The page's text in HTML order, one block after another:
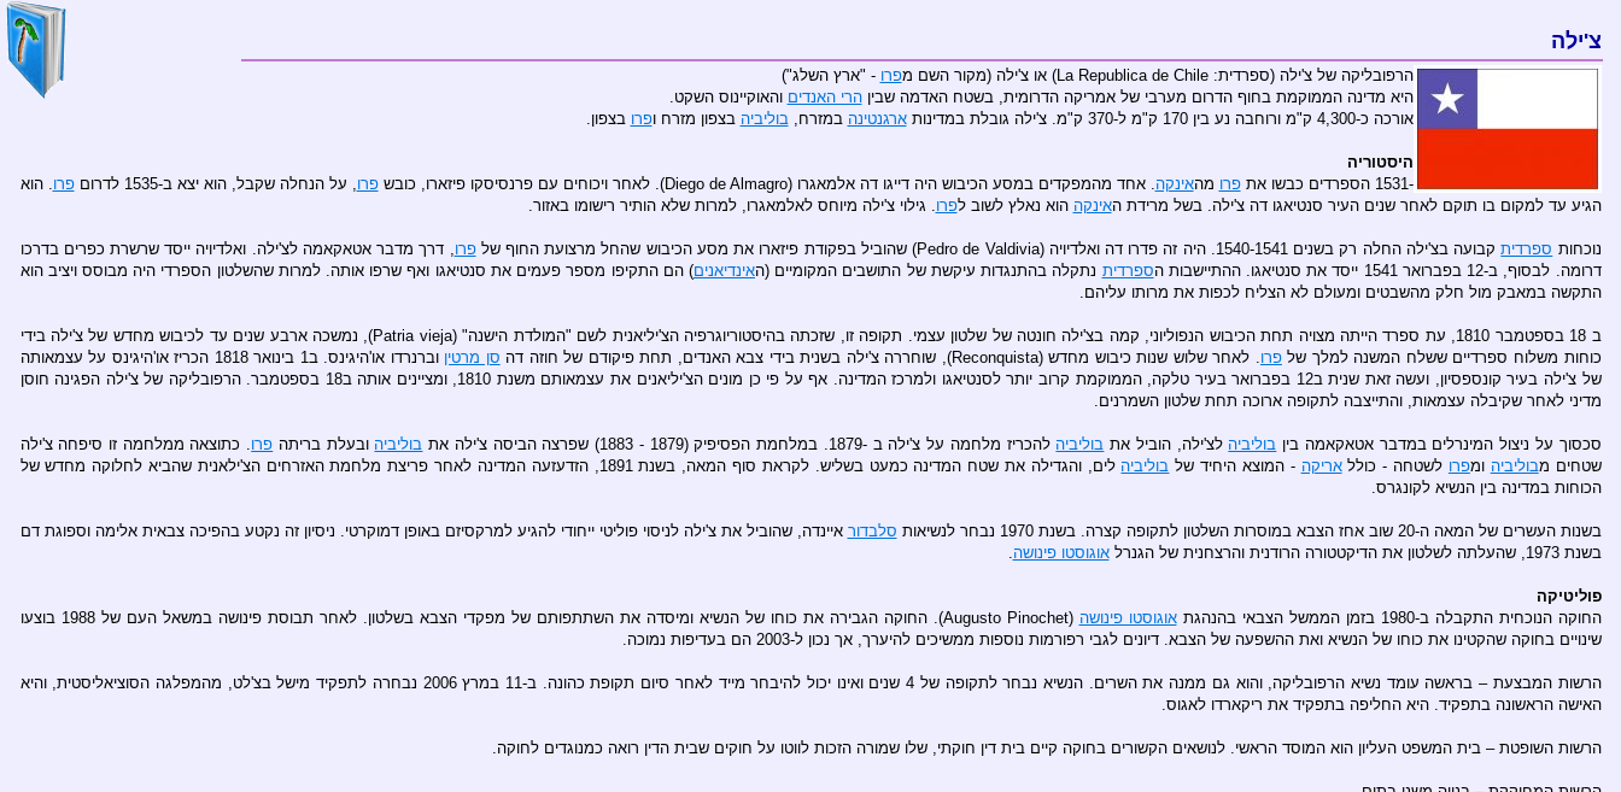
צ'ילה
הרפובליקה של צ'ילה (ספרדית: La Republica de Chile) או צ'ילה (מקור השם מ פרו - "ארץ השלג")
היא מדינה הממוקמת בחוף הדרום מערבי של אמריקה הדרומית, בשטח האדמה שביןהרי האנדים והאוקיינוס השקט.
אורכה כ-4,300 ק"מ ורוחבה נע בין 170 ק"מ ל-370 ק"מ. צ'ילה גובלת במדינות
ארגנטינה במזרח,בוליביה בצפון מזרח ופרו בצפון.
היסטוריה
-1531 הספרדים כבשו את
פרו מהאינקה. אחד מהמפקדים במסע הכיבוש היה דייגו דה אלמאגרו (Diego de Almagro). לאחר ויכוחים עם פרנסיסקו פיזארו, כובש פרו, על הנחלה שקבל, הוא יצא ב-1535 לדרום פרו. הוא
הגיע עד למקום בו תוקם לאחר שנים העיר סנטיאגו דה צ'ילה. בשל מרידת האינקה הוא נאלץ לשוב לפרו. גילוי צ'ילה מיוחס לאלמאגרו, למרות שלא הותיר רישומו באזור.
נוכחות ספרדיתקבועה בצ'ילה החלה רק בשנים 1540-1541. היה זה פדרו דה ואלדיויה (Pedro de Valdivia) שהוביל בפקודת פיזארו את מסע הכיבוש שהחל מרצועת החוף של פרו, דרך מדבר אטאקאמה לצ'ילה. ואלדיויה ייסד שרשרת כפרים בדרכו
דרומה. לבסוף, ב-12 בפברואר 1541 ייסד את סנטיאגו. ההתיישבות ה
ספרדית נתקלה בהתנגדות עיקשת של התושבים המקומיים (האינדיאנים) הם התקיפו מספר פעמים את סנטיאגו ואף שרפו אותה. למרות שהשלטון הספרדי היה מבוסס ויציב הוא
התקשה במאבק מול חלק מהשבטים ומעולם לא הצליח לכפות את מרותו עליהם.
ב 18 בספטמבר 1810, עת ספרד הייתה מצויה תחת הכיבוש הנפוליוני, קמה בצ'ילה חונטה של שלטון עצמי. תקופה זו, שזכתה בהיסטוריוגרפיה הצ'יליאנית לשם "המולדת הישנה" (Patria vieja), נמשכה ארבע שנים עד לכיבוש מחדש של צ'ילה בידי
כוחות משלוח ספרדיים ששלח המשנה למלך שלפרו. לאחר שלוש שנות כיבוש מחדש (Reconquista), שוחררה צ'ילה בשנית בידי צבא האנדים, תחת פיקודם של חוזה דה סן מרטין
וברנרדו או'היגינס. ב1 בינואר 1818 הכריז או'היגינס על עצמאותה
של צ'ילה בעיר קונספסיון, ועשה זאת שנית ב12 בפברואר בעיר טלקה, הממוקמת קרוב יותר לסנטיאגו ולמרכז המדינה. אף על פי כן מונים הצ'יליאנים את עצמאותם משנת 1810, ומציינים אותה ב18 בספטמבר. הרפובליקה של צ'ילה הפגינה חוסן
מדיני לאחר שקיבלה עצמאות, והתייצבה לתקופה ארוכה תחת שלטון השמרנים.
סכסוך על ניצול המינרלים במדבר אטאקאמה בין בוליביה לצ'ילה, הוביל את בוליביה להכריז מלחמה על צ'ילה ב -1879. במלחמת הפסיפיק (1879 - 1883) שפרצה הביסה צ'ילה את בוליביה ובעלת בריתה פרו. כתוצאה ממלחמה זו סיפחה צ'ילה
שטחים מבוליביה ומפרו לשטחה - כוללאריקה - המוצא היחיד של בוליביה
לים, והגדילה את שטח המדינה כמעט בשליש. לקראת סוף המאה, בשנת 1891, הזדעזעה המדינה לאחר פריצת מלחמת האזרחים הצ'ילאנית שהביא לחלוקה מחדש של
הכוחות במדינה בין הנשיא לקונגרס.
בשנות העשרים של המאה ה-20 שוב אחז הצבא במוסרות השלטון לתקופה קצרה. בשנת 1970 נבחר לנשיאות סלבדור איינדה, שהוביל את צ'ילה לניסוי פוליטי ייחודי להגיע למרקסיזם באופן דמוקרטי. ניסיון זה נקטע בהפיכה צבאית אלימה וספוגת דם
בשנת 1973, שהעלתה לשלטון את הדיקטטורה הרודנית והרצחנית של הגנרל
אוגוסטו פינושה.
פוליטיקה
החוקה הנוכחית התקבלה ב-1980 בזמן הממשל הצבאי בהנהגת
אוגוסטו פינושה
(Augusto Pinochet). החוקה הגבירה את כוחו של הנשיא ומיסדה את השתתפותם של מפקדי הצבא בשלטון. לאחר תבוסת פינושה במשאל העם של 1988 בוצעו
שינויים בחוקה שהקטינו את כוחו של הנשיא ואת ההשפעה של הצבא. דיונים לגבי רפורמות נוספות ממשיכים להיערך, אך נכון ל-2003 הם בעדיפות נמוכה.
הרשות המבצעת – בראשה עומד נשיא הרפובליקה, והוא גם ממנה את השרים. הנשיא נבחר לתקופה של 4 שנים ואינו יכול להיבחר מייד לאחר סיום תקופת כהונה. ב-11 במרץ 2006 נבחרה לתפקיד מישל בצ'לט, מהמפלגה הסוציאליסטית, והיא
האישה הראשונה בתפקיד. היא החליפה בתפקיד את ריקארדו לאגוס.
הרשות השופטת – בית המשפט העליון הוא המוסד הראשי. לנושאים הקשורים בחוקה קיים בית דין חוקתי, שלו שמורה הזכות לווטו על חוקים שבית הדין רואה כמנוגדים לחוקה.